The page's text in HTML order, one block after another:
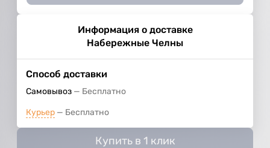
Информация о доставке
Набережные Челны
Способ доставки
Самовывоз Бесплатно
Курьер Бесплатно
Купить в 1 клик